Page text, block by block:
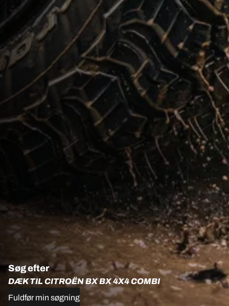
Søg efter
DÆK TIL CITROËN BX BX 4X4 COMBI
Fuldfør min søgning